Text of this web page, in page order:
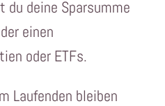
deine Sparsumme
einen
oder ETFs.
Laufenden bleiben